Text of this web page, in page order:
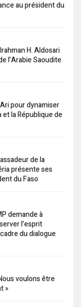
au président du
H. Aldosari
l’Arabie Saoudite
pour dynamiser
la République de
de la
présente ses
du Faso
demande à
l’esprit
du dialogue
voulons être
»